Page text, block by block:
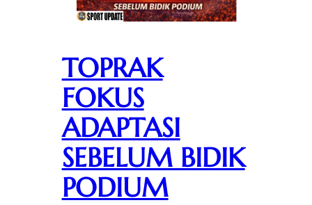
TOPRAK
FOKUS
ADAPTASI
SEBELUM BIDIK
PODIUM